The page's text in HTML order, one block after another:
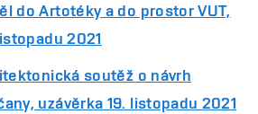
do Artotéky a do prostor VUT,
2021
soutěž o návrh
uzávěrka 19. listopadu 2021